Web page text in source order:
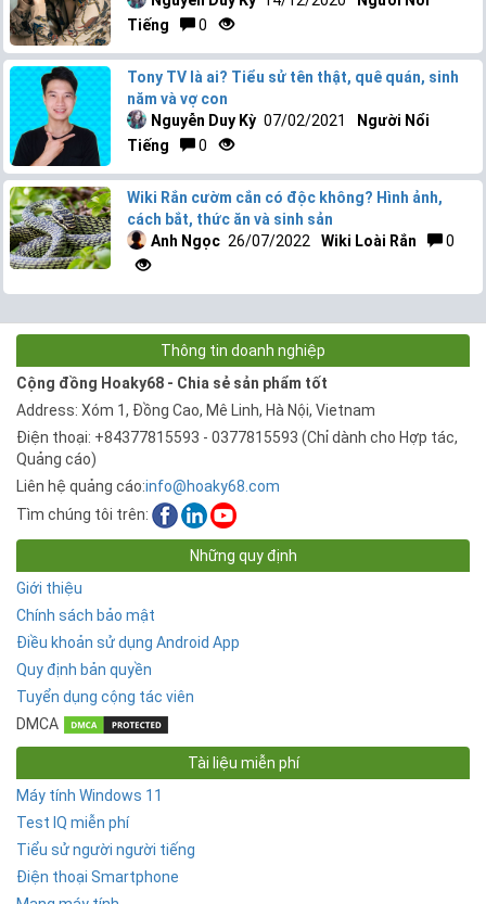
Tiếng
0
Tony TV là ai? Tiểu sử tên thật, quê quán, sinh
năm và vợ con
Nguyễn Duy Kỳ 07/02/2021
Người Nổi
Tiếng
0
Wiki Rắn cườm cắn có độc không? Hình ảnh,
cách bắt, thức ăn và sinh sản
Anh Ngọc 26/07/2022 Wiki Loài Rắn 0
Thông tin doanh nghiệp
Cộng đồng Hoaky68 - Chia sẻ sản phẩm tốt
Address: Xóm 1, Đồng Cao, Mê Linh, Hà Nội, Vietnam
Điện thoại: +84377815593 - 0377815593 (Chỉ dành cho Hợp tác,
Quảng cáo)
Liên hệ quảng cáo:info@hoaky68.com
Tìm chúng tôi trên:
Những quy định
Giới thiệu
Chính sách bảo mật
Điều khoản sử dụng Android App
Quy định bản quyền
Tuyển dụng cộng tác viên
DMCA
Tài liệu miễn phí
Máy tính Windows 11
Test IQ miễn phí
Tiểu sử người người tiếng
Điện thoại Smartphone